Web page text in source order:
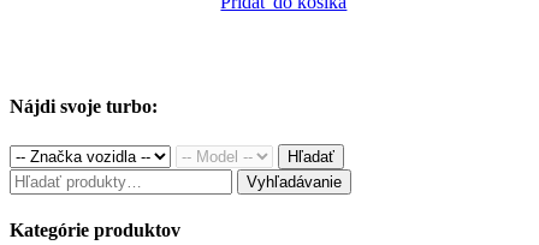
230.00€.
Nájdi svoje turbo:
Hľadať
Hľadať: Vyhľadávanie
Kategórie produktov